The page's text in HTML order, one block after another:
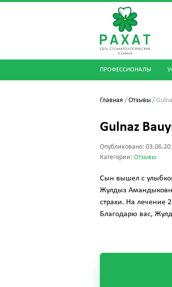
ПРОФЕССИОНАЛЫ
Главная /Отзывы /
Gulnaz
Опубликовано:
Категории: Отзывы
Сын вышел с
Жулдыз
страхи. На лечение
Благодарю вас,